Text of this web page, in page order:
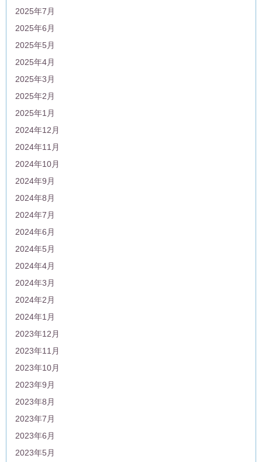
2025年7月
2025年6月
2025年5月
2025年4月
2025年3月
2025年2月
2025年1月
2024年12月
2024年11月
2024年10月
2024年9月
2024年8月
2024年7月
2024年6月
2024年5月
2024年4月
2024年3月
2024年2月
2024年1月
2023年12月
2023年11月
2023年10月
2023年9月
2023年8月
2023年7月
2023年6月
2023年5月